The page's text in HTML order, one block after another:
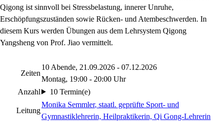
Qigong ist sinnvoll bei Stressbelastung, innerer Unruhe,
Erschöpfungszuständen sowie Rücken- und Atembeschwerden. In
diesem Kurs werden Übungen aus dem Lehrsystem Qigong
Yangsheng von Prof. Jiao vermittelt.
Zeiten
10 Abende, 21.09.2026 - 07.12.2026
Montag, 19:00 - 20:00 Uhr
Anzahl
10 Termin(e)
Leitung
Monika Semmler, staatl. geprüfte Sport- und
Gymnastiklehrerin, Heilpraktikerin, Qi Gong-Lehrerin